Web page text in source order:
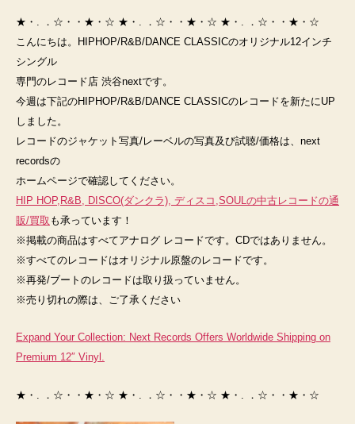
古
ア
ロ
グ
ー
渋
谷
next
へ
★・. ．☆・・★・☆ ★・. ．☆・・★・☆ ★・. ．☆・・★・☆
こんにちは。HIPHOP/R&B/DANCE CLASSICのオリジナル12インチ
シングル
専門のレコード店 渋谷nextです。
今週は下記のHIPHOP/R&B/DANCE CLASSICのレコードを新たにUP
しました。
レコードのジャケット写真/レーベルの写真及び試聴/価格は、next
recordsの
ホームページで確認してください。
HIP HOP,R&B, DISCO(ダンクラ), ディスコ,SOULの中古レコードの通
販/買取 も承っています！
※掲載の商品はすべてアナログ レコードです。CDではありません。
※すべてのレコードはオリジナル原盤のレコードです。
※再発/ブートのレコードは取り扱っていません。
※売り切れの際は、ご了承ください
Expand Your Collection: Next Records Offers Worldwide Shipping on
Premium 12″ Vinyl.
★・. ．☆・・★・☆ ★・. ．☆・・★・☆ ★・. ．☆・・★・☆